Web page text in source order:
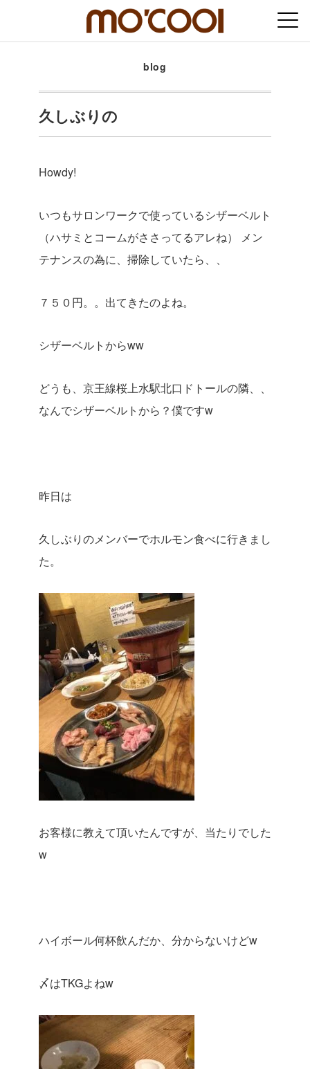
blog
久しぶりの
Howdy!
いつもサロンワークで使っているシザーベルト
（ハサミとコームがささってるアレね）
メン
テナンスの為に、掃除していたら、、
７５０円。。出てきたのよね。
シザーベルトからww
どうも、京王線桜上水駅北口ドトールの隣、、
なんでシザーベルトから？僕ですw
昨日は
久しぶりのメンバーでホルモン食べに行きまし
た。
お客様に教えて頂いたんですが、当たりでした
w
ハイボール何杯飲んだか、分からないけどw
〆はTKGよねw